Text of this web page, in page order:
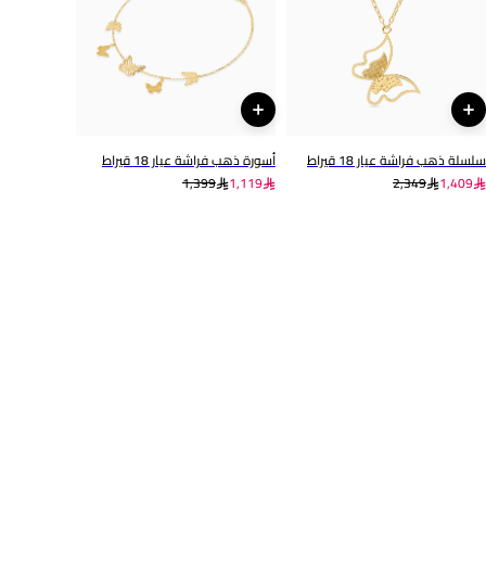
سلسلة ذهب فراشة عيار 18 قيراط
2,349 1,409
أسورة ذهب فراشة عيار 18 قيراط
1,399 1,119